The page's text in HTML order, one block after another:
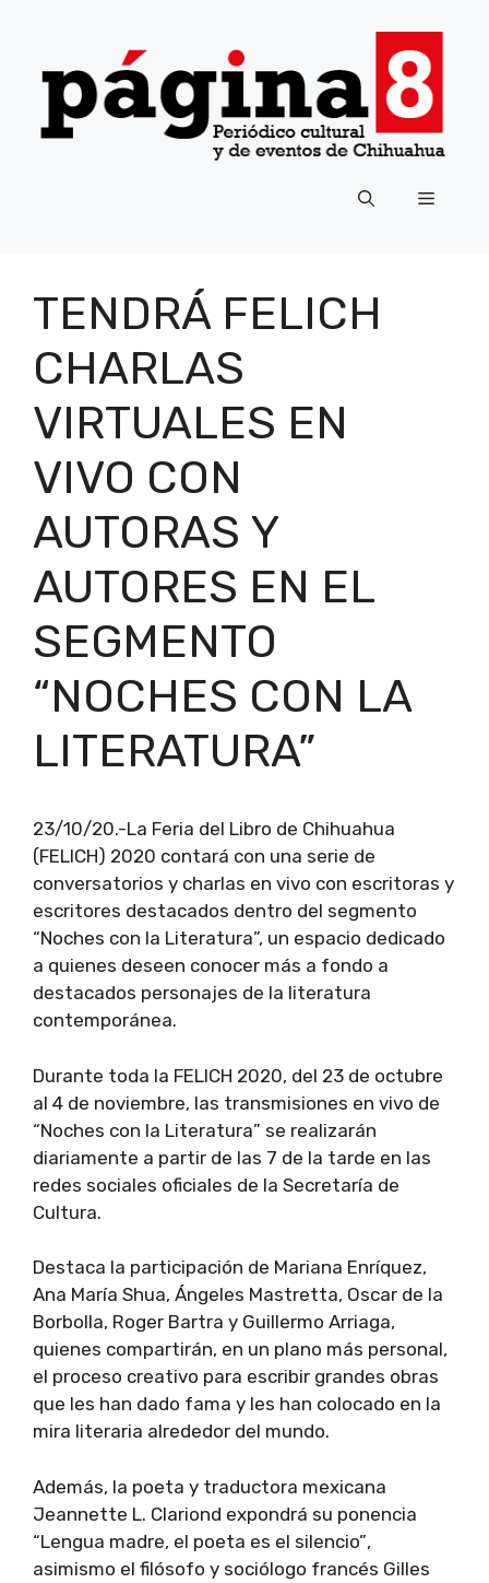
contenido
Menú
TENDRÁ FELICH
CHARLAS
VIRTUALES EN
VIVO CON
AUTORAS Y
AUTORES EN EL
SEGMENTO
“NOCHES CON LA
LITERATURA”
23/10/20.-La Feria del Libro de Chihuahua
(FELICH) 2020 contará con una serie de
conversatorios y charlas en vivo con escritoras y
escritores destacados dentro del segmento
“Noches con la Literatura”, un espacio dedicado
a quienes deseen conocer más a fondo a
destacados personajes de la literatura
contemporánea.
Durante toda la FELICH 2020, del 23 de octubre
al 4 de noviembre, las transmisiones en vivo de
“Noches con la Literatura” se realizarán
diariamente a partir de las 7 de la tarde en las
redes sociales oficiales de la Secretaría de
Cultura.
Destaca la participación de Mariana Enríquez,
Ana María Shua, Ángeles Mastretta, Oscar de la
Borbolla, Roger Bartra y Guillermo Arriaga,
quienes compartirán, en un plano más personal,
el proceso creativo para escribir grandes obras
que les han dado fama y les han colocado en la
mira literaria alrededor del mundo.
Además, la poeta y traductora mexicana
Jeannette L. Clariond expondrá su ponencia
“Lengua madre, el poeta es el silencio”,
asimismo el filósofo y sociólogo francés Gilles